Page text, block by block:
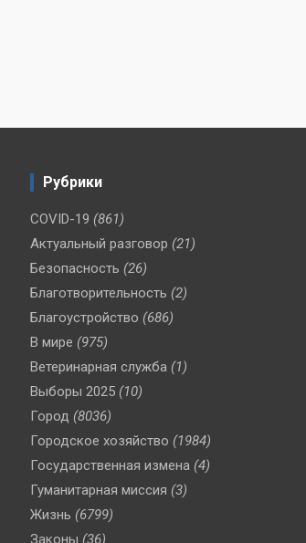
Рубрики
COVID-19 (861)
Актуальный разговор (21)
Безопасность (26)
Благотворительность (2)
Благоустройство (686)
В мире (975)
Ветеринарная служба (1)
Выборы 2025 (10)
Город (8036)
Городское хозяйство (1984)
Государственная измена (4)
Гуманитарная миссия (3)
Жизнь (6799)
Законы (36)